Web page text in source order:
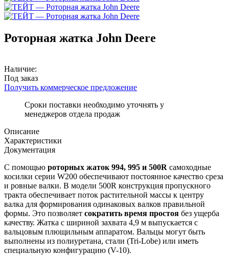
Роторная жатка John Deere
Наличие:
Под заказ
Получить коммерческое предложение
Сроки поставки необходимо уточнять у
менеджеров отдела продаж
Описание
Характеристики
Документация
С помощью роторных жаток 994, 995 и 500R самоходные
косилки серии W200 обеспечивают постоянное качество среза
и ровные валки. В модели 500R конструкция пропускного
тракта обеспечивает поток растительной массы к центру
валка для формирования одинаковых валков правильной
формы. Это позволяет сократить время простоя без ущерба
качеству. Жатка с шириной захвата 4,9 м выпускается с
вальцовым плющильным аппаратом. Вальцы могут быть
выполнены из полиуретана, стали (Tri-Lobe) или иметь
специальную конфигурацию (V-10).